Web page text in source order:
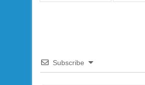
Subscribe